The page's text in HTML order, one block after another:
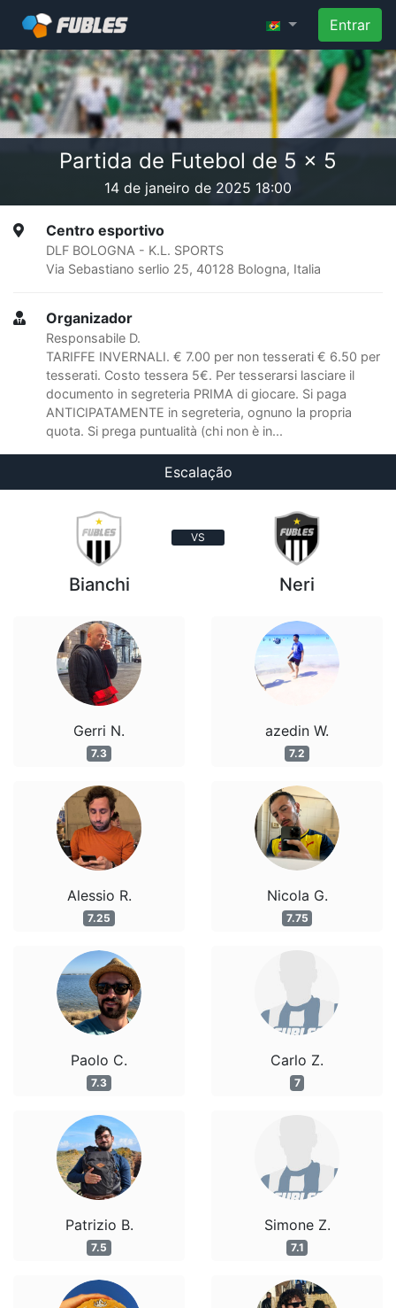
Entrar
Partida de Futebol de 5 x 5
14 de janeiro de 2025 18:00
Centro esportivo
DLF BOLOGNA - K.L. SPORTS
Via Sebastiano serlio 25, 40128 Bologna, Italia
Organizador
Responsabile D.
TARIFFE INVERNALI. € 7.00 per non tesserati € 6.50 per
tesserati. Costo tessera 5€. Per tesserarsi lasciare il
documento in segreteria PRIMA di giocare. Si paga
ANTICIPATAMENTE in segreteria, ognuno la propria
quota. Si prega puntualità (chi non è in...
Escalação
VS
Bianchi
Gerri N.
7.3
Alessio R.
7.25
Paolo C.
7.3
Patrizio B.
7.5
Neri
azedin W.
7.2
Nicola G.
7.75
Carlo Z.
7
Simone Z.
7.1